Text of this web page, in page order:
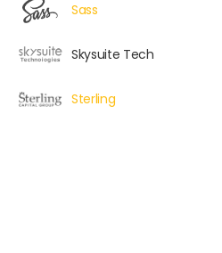
Sass
Skysuite Tech
Sterling